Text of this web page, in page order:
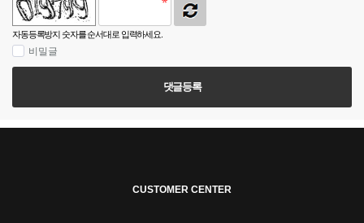
자동등록방지 숫자를 순서대로 입력하세요.
비밀글
댓글등록
CUSTOMER CENTER